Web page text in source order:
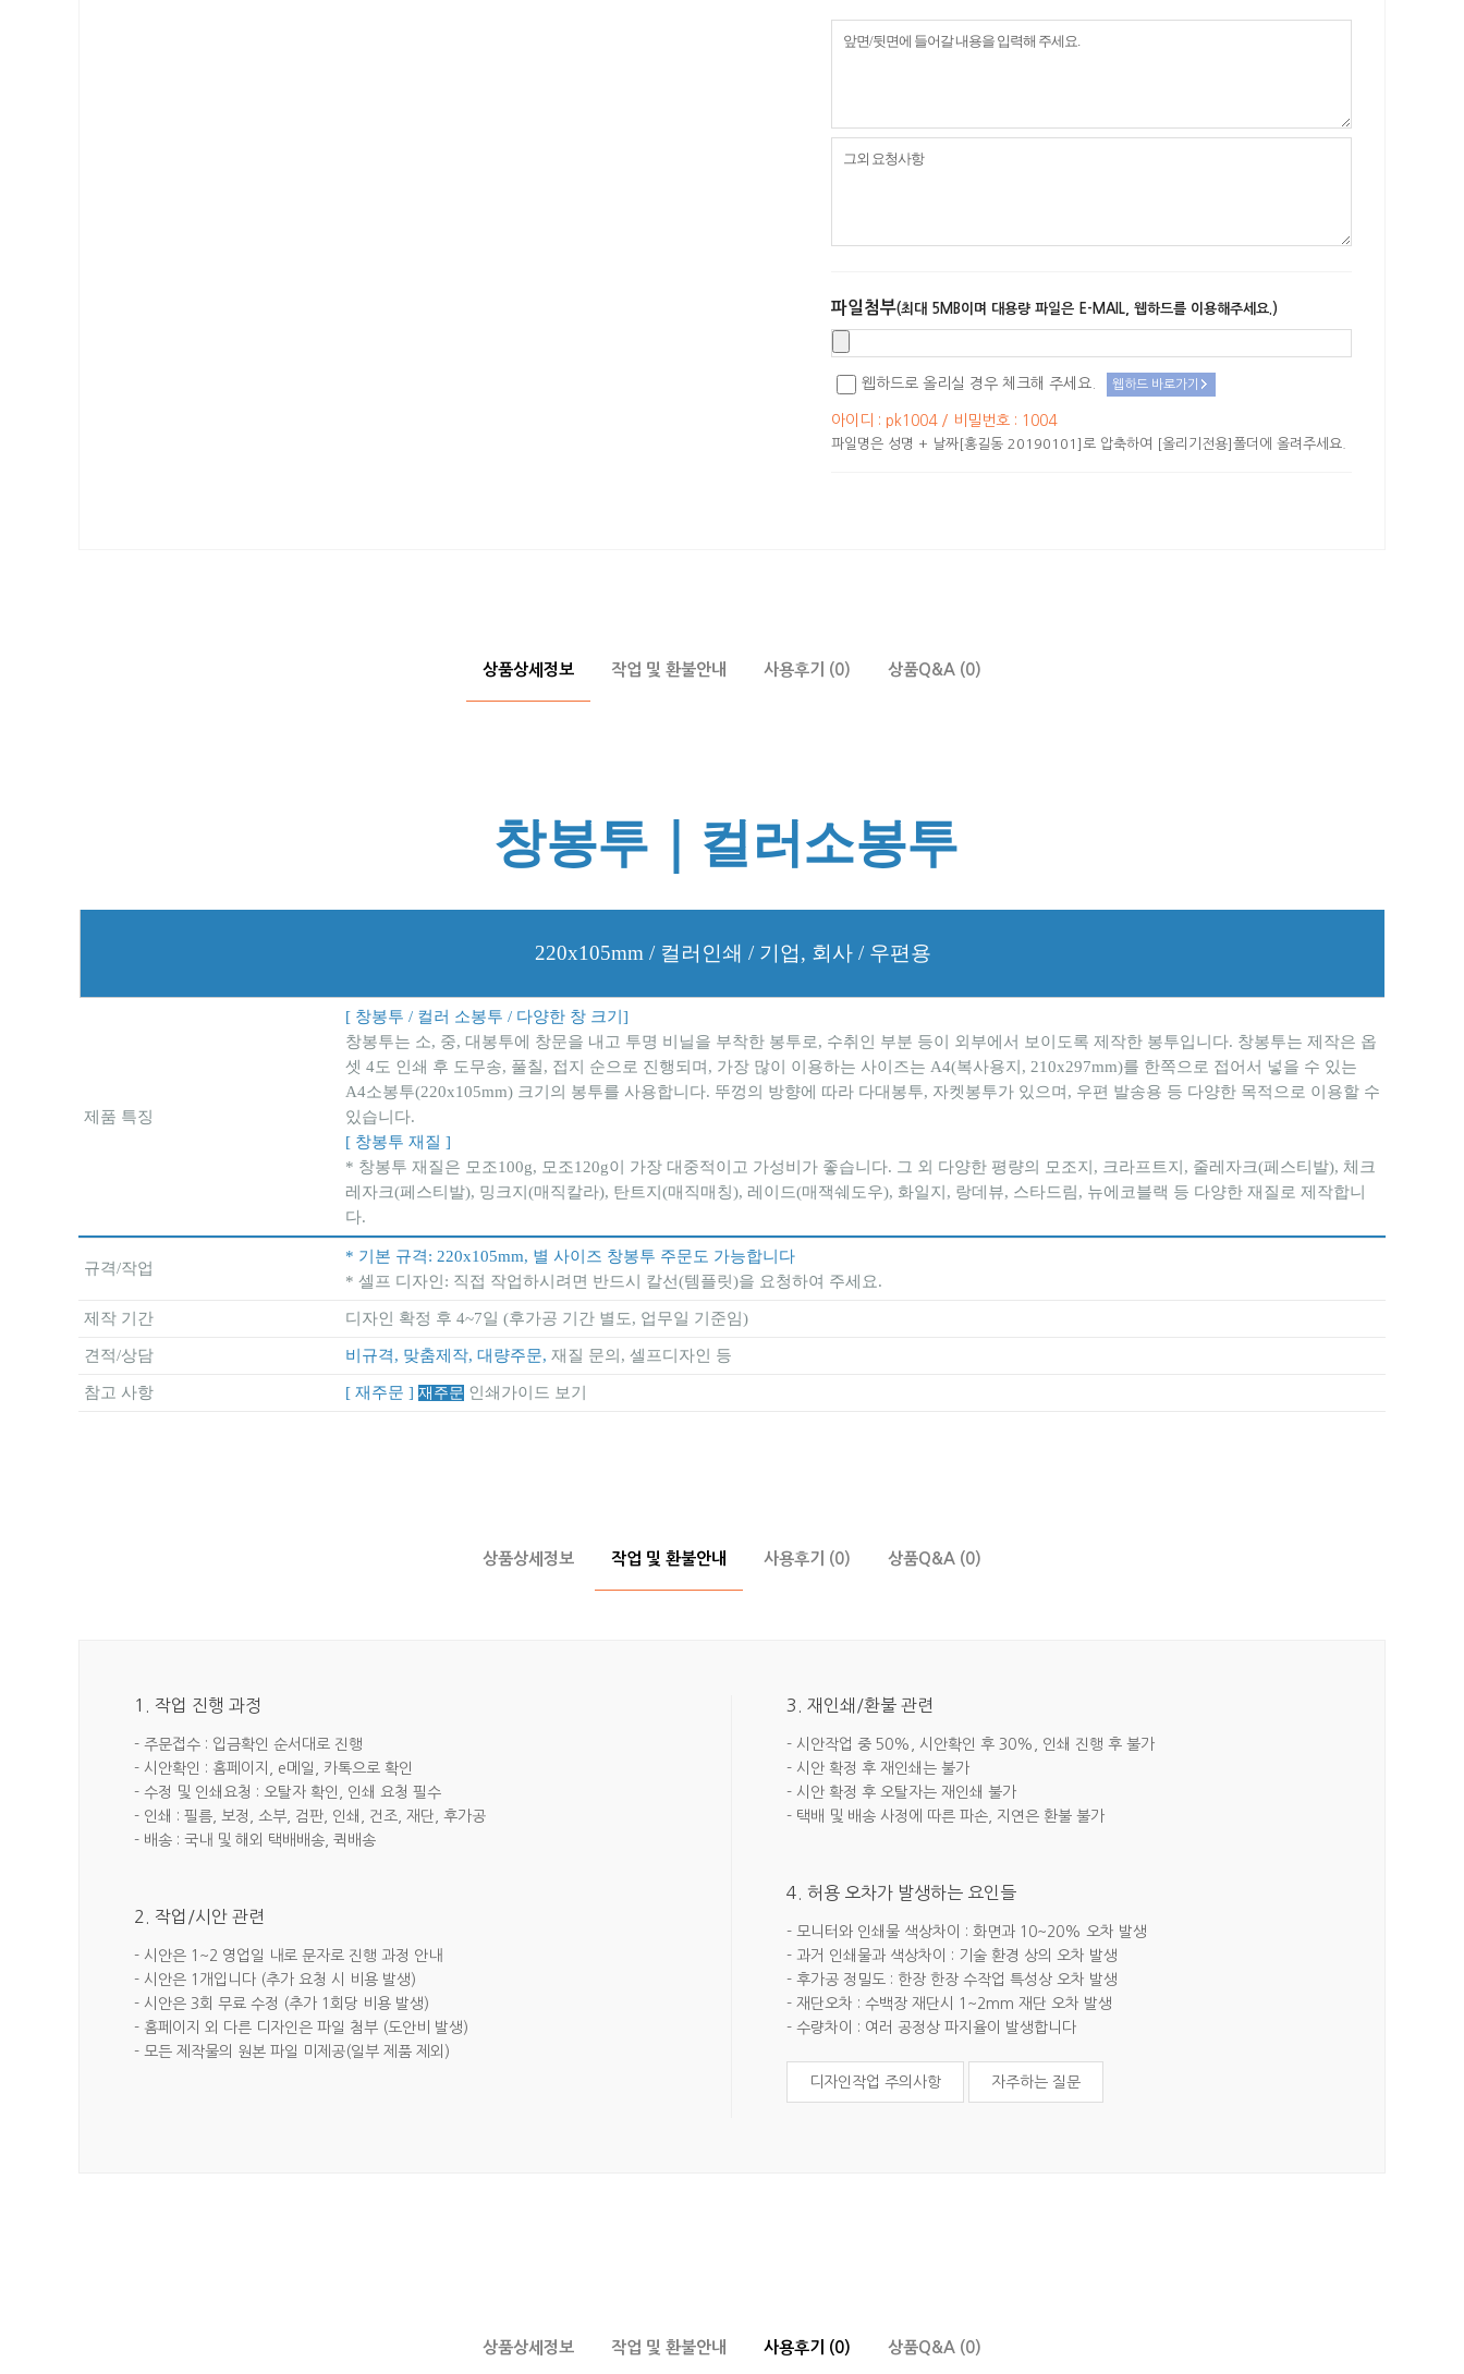
파일첨부(최대 5MB이며 대용량 파일은 E-MAIL, 웹하드를 이용해주세요.)
웹하드로 올리실 경우 체크해 주세요. 웹하드 바로가기
아이디 : pk1004 / 비밀번호 : 1004
파일명은 성명 + 날짜[홍길동 20190101]로 압축하여 [올리기전용]폴더에 올려주세요.
상품상세정보 작업 및 환불안내 사용후기 (0) 상품Q&A (0)
창봉투｜컬러소봉투
220x105mm / 컬러인쇄 / 기업, 회사 / 우편용
제품 특징
[ 창봉투 / 컬러 소봉투 / 다양한 창 크기]
창봉투는 소, 중, 대봉투에 창문을 내고 투명 비닐을 부착한 봉투로, 수취인 부분 등이 외부에서 보이도록 제작한 봉투입니다. 창봉투는 제작은 옵
셋 4도 인쇄 후 도무송, 풀칠, 접지 순으로 진행되며, 가장 많이 이용하는 사이즈는 A4(복사용지, 210x297mm)를 한쪽으로 접어서 넣을 수 있는
A4소봉투(220x105mm) 크기의 봉투를 사용합니다. 뚜껑의 방향에 따라 다대봉투, 자켓봉투가 있으며, 우편 발송용 등 다양한 목적으로 이용할 수
있습니다.
[ 창봉투 재질 ]
* 창봉투 재질은 모조100g, 모조120g이 가장 대중적이고 가성비가 좋습니다. 그 외 다양한 평량의 모조지, 크라프트지, 줄레자크(페스티발), 체크
레자크(페스티발), 밍크지(매직칼라), 탄트지(매직매칭), 레이드(매잭쉐도우), 화일지, 랑데뷰, 스타드림, 뉴에코블랙 등 다양한 재질로 제작합니
다.
규격/작업
* 기본 규격: 220x105mm, 별 사이즈 창봉투 주문도 가능합니다
* 셀프 디자인: 직접 작업하시려면 반드시 칼선(템플릿)을 요청하여 주세요.
제작 기간 디자인 확정 후 4~7일 (후가공 기간 별도, 업무일 기준임)
견적/상담 비규격, 맞춤제작, 대량주문, 재질 문의, 셀프디자인 등
참고 사항 [ 재주문 ] 재주문 인쇄가이드 보기
상품상세정보 작업 및 환불안내 사용후기 (0) 상품Q&A (0)
1. 작업 진행 과정
- 주문접수 : 입금확인 순서대로 진행
- 시안확인 : 홈페이지, e메일, 카톡으로 확인
- 수정 및 인쇄요청 : 오탈자 확인, 인쇄 요청 필수
- 인쇄 : 필름, 보정, 소부, 검판, 인쇄, 건조, 재단, 후가공
- 배송 : 국내 및 해외 택배배송, 퀵배송
2. 작업/시안 관련
- 시안은 1~2 영업일 내로 문자로 진행 과정 안내
- 시안은 1개입니다 (추가 요청 시 비용 발생)
- 시안은 3회 무료 수정 (추가 1회당 비용 발생)
- 홈페이지 외 다른 디자인은 파일 첨부 (도안비 발생)
- 모든 제작물의 원본 파일 미제공(일부 제품 제외)
3. 재인쇄/환불 관련
- 시안작업 중 50%, 시안확인 후 30%, 인쇄 진행 후 불가
- 시안 확정 후 재인쇄는 불가
- 시안 확정 후 오탈자는 재인쇄 불가
- 택배 및 배송 사정에 따른 파손, 지연은 환불 불가
4. 허용 오차가 발생하는 요인들
- 모니터와 인쇄물 색상차이 : 화면과 10~20% 오차 발생
- 과거 인쇄물과 색상차이 : 기술 환경 상의 오차 발생
- 후가공 정밀도 : 한장 한장 수작업 특성상 오차 발생
- 재단오차 : 수백장 재단시 1~2mm 재단 오차 발생
- 수량차이 : 여러 공정상 파지율이 발생합니다
디자인작업 주의사항 자주하는 질문
상품상세정보 작업 및 환불안내 사용후기 (0) 상품Q&A (0)